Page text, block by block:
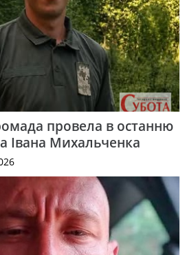
провела в останню
Івана Михальченка